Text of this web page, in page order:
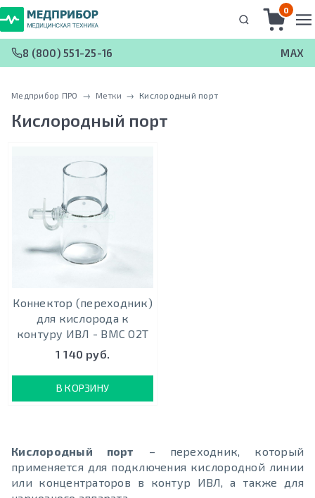
0
8 (800) 551-25-16 MAX
Медприбор ПРО → Метки → Кислородный порт
Кислородный порт
Коннектор (переходник)
для кислорода к
контуру ИВЛ - BMC O2T
1 140 руб.
В КОРЗИНУ
Кислородный порт – переходник, который
применяется для подключения кислородной линии
или концентраторов в контур ИВЛ, а также для